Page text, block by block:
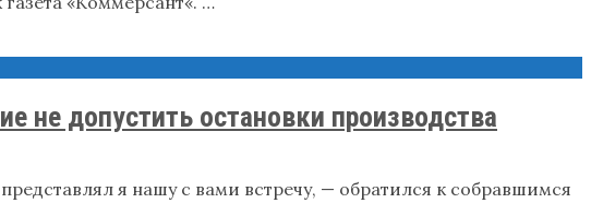
не допустить остановки производства
я нашу с вами встречу, — обратился к собравшимся